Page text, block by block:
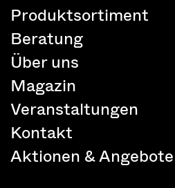
Produktsortiment
Beratung
Über uns
Magazin
Veranstaltungen
Kontakt
Aktionen & Angebote